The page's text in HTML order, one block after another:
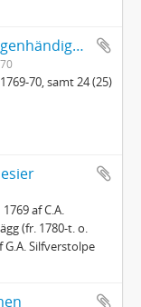
Carl Michael Bellman: Egenhändiga koncepter
70, samt 24 (25)
af C.A.
(fr. 1780-t. o.
G.A. Silfverstolpe